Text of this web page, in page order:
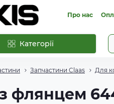
Про нас
Категорії
Запчастини Claas Для
флянцем